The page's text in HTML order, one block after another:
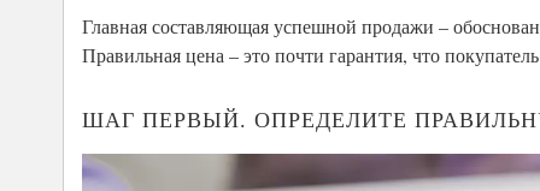
Главная составляющая успешной продажи –
Правильная цена – это почти гарантия, что
ШАГ ПЕРВЫЙ. ОПРЕДЕЛИТЕ